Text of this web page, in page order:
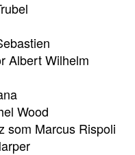
Albert Wilhelm
Wood
som Marcus Rispoli